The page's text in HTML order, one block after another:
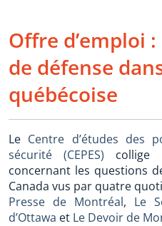
Offre d’emploi
de défense
québécoise
Le Centre d’études des
sécurité (CEPES) collige
concernant les questions
Canada vus par quatre
Presse de Montréal, Le
d’Ottawa et Le Devoir de